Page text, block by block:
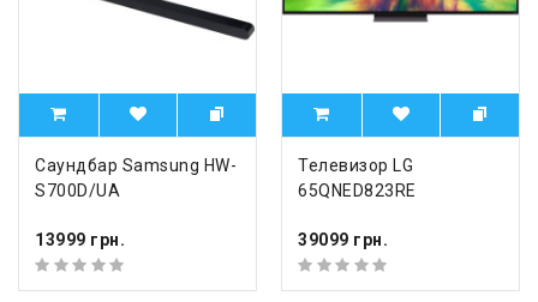
Саундбар Samsung HW-
S700D/UA
13999 грн.
Телевизор LG
65QNED823RE
39099 грн.